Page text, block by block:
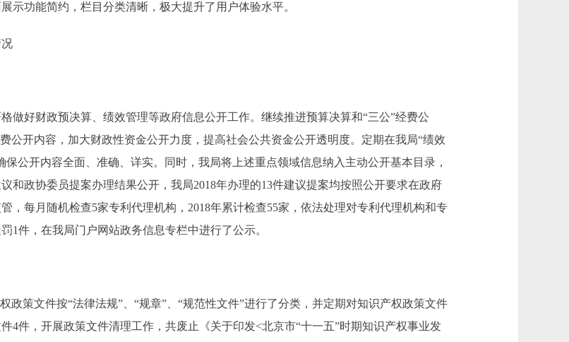
示功能简约，栏目分类清晰，极大提升了用户体验水平。
好财政预决算、绩效管理等政府信息公开工作。继续推进预算决算和“三公”经费公
公开内容，加大财政性资金公开力度，提高社会公共资金公开透明度。定期在我局“绩效
公开内容全面、准确、详实。同时，我局将上述重点领域信息纳入主动公开基本目录，
和政协委员提案办理结果公开，我局2018年办理的13件建议提案均按照公开要求在政府
，每月随机检查5家专利代理机构，2018年累计检查55家，依法处理对专利代理机构和专
1件，在我局门户网站政务信息专栏中进行了公示。
策文件按“法律法规”、“规章”、“规范性文件”进行了分类，并定期对知识产权政策文件
4件，开展政策文件清理工作，共废止《关于印发<北京市“十一五”时期知识产权事业发